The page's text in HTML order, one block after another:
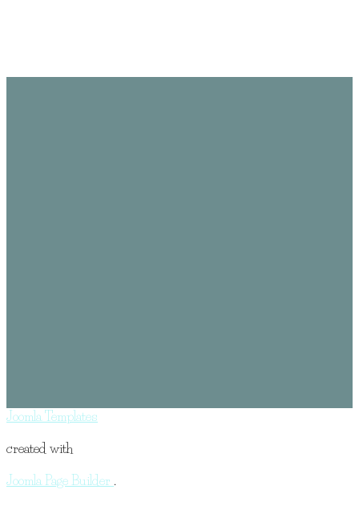
Joomla Templates
created with
Joomla Page Builder .